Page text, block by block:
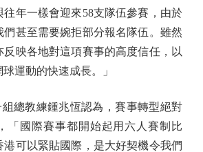
往年一樣會迎來58支隊伍參賽，由於
們甚至需要婉拒部分報名隊伍。雖然
反映各地對這項賽事的高度信任，以
運動的快速成長。」
教練鍾兆恆認為，賽事轉型絕對
「國際賽事都開始起用六人賽制比
港可以緊貼國際，是大好契機令我們